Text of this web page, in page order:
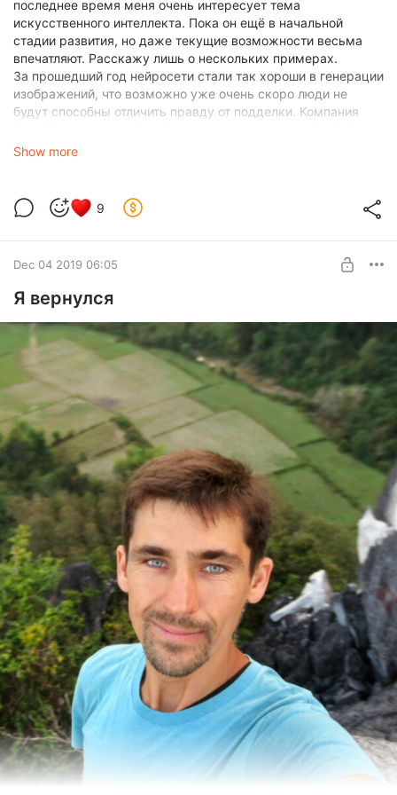
последнее время меня очень интересует тема
искусственного интеллекта. Пока он ещё в начальной
стадии развития, но даже текущие возможности весьма
впечатляют. Расскажу лишь о нескольких примерах.
За прошедший год нейросети стали так хороши в генерации
изображений, что возможно уже очень скоро люди не
будут способны отличить правду от подделки. Компания
000 сгенерированных ИИ лиц
помощью которого можно будет генерировать новые
фотографии на основе различных исходников, не
ThisPersonDoesNotExist.com
, созданный Филиппом Вангом,
программистом из Uber. Каждый раз, когда вы обновляете
веб-сайт, он создает новое реалистичное изображение
несуществующего человека. Я вставил ссылку с того сайта
и теперь это изображение тоже меняется при обновлении
этой страницы)
Но это лишь цветочки. Нейросеть Deepfake, заменяющая
лица людей на другие, впервые появилась в 2017 году и с
тех пор показывает невероятный прогресс в обучении. В
июне этого года автор канала
Ctrl Shift Face
выложил
ролик, где вполне достоверно заменил лицо Арнольда
Шварценеггера в роли Терминатора на лицо другого героя
боевиков — Сильвестра Сталлоне. Выглядит невероятно!
Хотя и есть мелкие огрехи, но всё равно очень впечатляет.
Show more
9
Dec 04 2019 06:05
Я вернулся